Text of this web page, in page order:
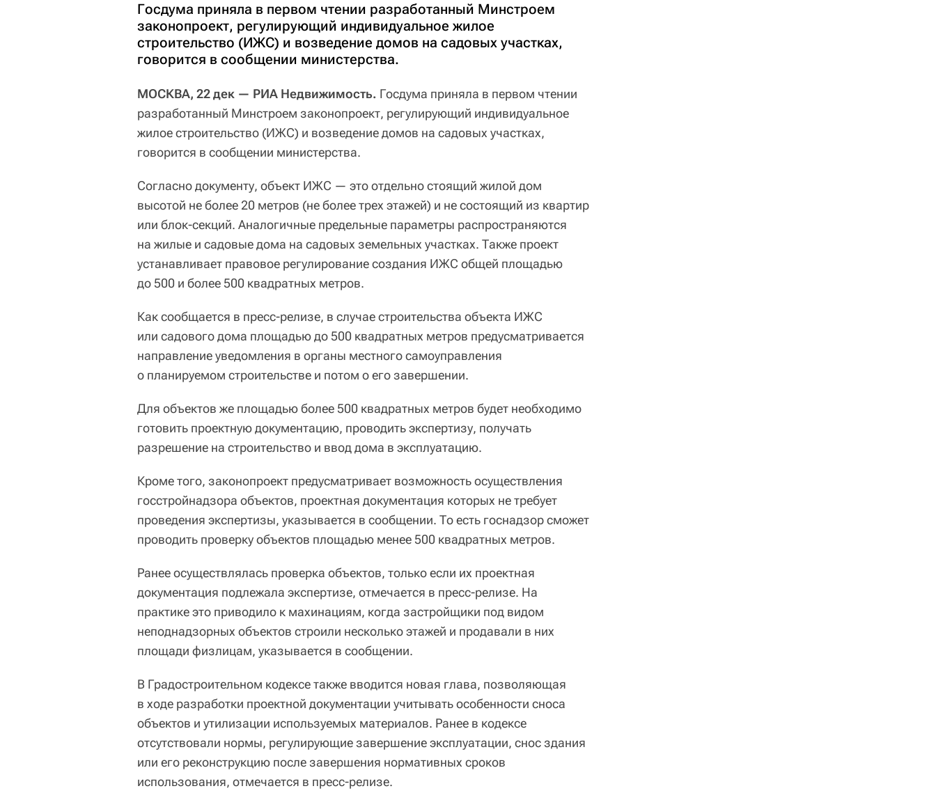
Госдума приняла в первом чтении разработанный Минстроем
законопроект, регулирующий индивидуальное жилое
строительство (ИЖС) и возведение домов на садовых участках,
говорится в сообщении министерства.
МОСКВА, 22 дек — РИА Недвижимость. Госдума приняла в первом чтении
разработанный Минстроем законопроект, регулирующий индивидуальное
жилое строительство (ИЖС) и возведение домов на садовых участках,
говорится в сообщении министерства.
Согласно документу, объект ИЖС — это отдельно стоящий жилой дом
высотой не более 20 метров (не более трех этажей) и не состоящий из квартир
или блок-секций. Аналогичные предельные параметры распространяются
на жилые и садовые дома на садовых земельных участках. Также проект
устанавливает правовое регулирование создания ИЖС общей площадью
до 500 и более 500 квадратных метров.
Как сообщается в пресс-релизе, в случае строительства объекта ИЖС
или садового дома площадью до 500 квадратных метров предусматривается
направление уведомления в органы местного самоуправления
о планируемом строительстве и потом о его завершении.
Для объектов же площадью более 500 квадратных метров будет необходимо
готовить проектную документацию, проводить экспертизу, получать
разрешение на строительство и ввод дома в эксплуатацию.
Кроме того, законопроект предусматривает возможность осуществления
госстройнадзора объектов, проектная документация которых не требует
проведения экспертизы, указывается в сообщении. То есть госнадзор сможет
проводить проверку объектов площадью менее 500 квадратных метров.
Ранее осуществлялась проверка объектов, только если их проектная
документация подлежала экспертизе, отмечается в пресс-релизе. На
практике это приводило к махинациям, когда застройщики под видом
неподнадзорных объектов строили несколько этажей и продавали в них
площади физлицам, указывается в сообщении.
В Градостроительном кодексе также вводится новая глава, позволяющая
в ходе разработки проектной документации учитывать особенности сноса
объектов и утилизации используемых материалов. Ранее в кодексе
отсутствовали нормы, регулирующие завершение эксплуатации, снос здания
или его реконструкцию после завершения нормативных сроков
использования, отмечается в пресс-релизе.